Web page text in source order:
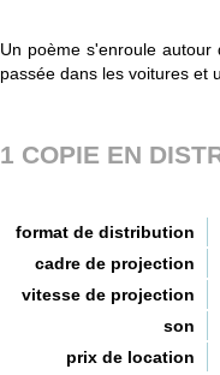
Un poème s'enroule
passée dans les voitures et
1 COPIE EN
format de distribution
cadre de projection
vitesse de projection
son
prix de location